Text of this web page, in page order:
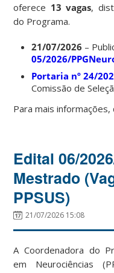
oferece 13 vagas,
do Programa.
21/07/2026 –
05/2026/
Portaria nº 24/
Comissão de
Para mais
Edital 06/
Mestrado
PPSUS)
21/07/2026 15:08
A Coordenadora do
em Neurociências